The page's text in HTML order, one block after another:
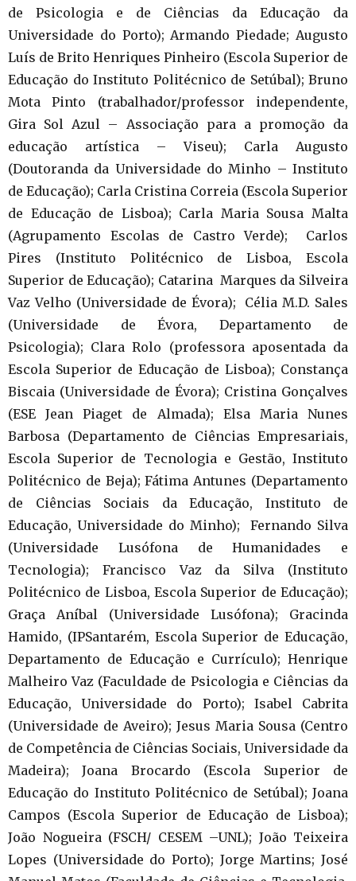
de Psicologia e de Ciências da Educação da
Universidade do Porto); Armando Piedade; Augusto
Luís de Brito Henriques Pinheiro (Escola Superior de
Educação do Instituto Politécnico de Setúbal); Bruno
Mota Pinto (trabalhador/professor independente,
Gira Sol Azul – Associação para a promoção da
educação artística – Viseu); Carla Augusto
(Doutoranda da Universidade do Minho – Instituto
de Educação); Carla Cristina Correia (Escola Superior
de Educação de Lisboa); Carla Maria Sousa Malta
(Agrupamento Escolas de Castro Verde); Carlos
Pires (Instituto Politécnico de Lisboa, Escola
Superior de Educação); Catarina Marques da Silveira
Vaz Velho (Universidade de Évora); Célia M.D. Sales
(Universidade de Évora, Departamento de
Psicologia); Clara Rolo (professora aposentada da
Escola Superior de Educação de Lisboa); Constança
Biscaia (Universidade de Évora); Cristina Gonçalves
(ESE Jean Piaget de Almada); Elsa Maria Nunes
Barbosa (Departamento de Ciências Empresariais,
Escola Superior de Tecnologia e Gestão, Instituto
Politécnico de Beja); Fátima Antunes (Departamento
de Ciências Sociais da Educação, Instituto de
Educação, Universidade do Minho); Fernando Silva
(Universidade Lusófona de Humanidades e
Tecnologia); Francisco Vaz da Silva (Instituto
Politécnico de Lisboa, Escola Superior de Educação);
Graça Aníbal (Universidade Lusófona); Gracinda
Hamido, (IPSantarém, Escola Superior de Educação,
Departamento de Educação e Currículo); Henrique
Malheiro Vaz (Faculdade de Psicologia e Ciências da
Educação, Universidade do Porto); Isabel Cabrita
(Universidade de Aveiro); Jesus Maria Sousa (Centro
de Competência de Ciências Sociais, Universidade da
Madeira); Joana Brocardo (Escola Superior de
Educação do Instituto Politécnico de Setúbal); Joana
Campos (Escola Superior de Educação de Lisboa);
João Nogueira (FSCH/ CESEM –UNL); João Teixeira
Lopes (Universidade do Porto); Jorge Martins; José